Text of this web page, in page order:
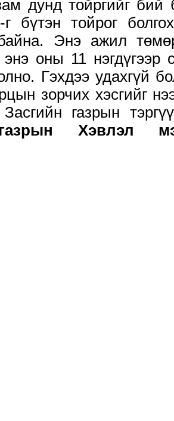
дунд тойргийг бий
г бүтэн тойрог
Энэ ажил
энэ оны 11
Гэхдээ удахгүй
зорчих хэсгийг
газрын
Хэвлэл